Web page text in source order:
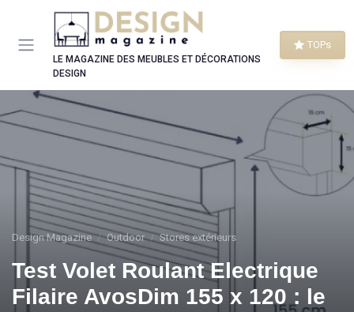
LE MAGAZINE DES MEUBLES ET DÉCORATIONS
DESIGN
TOPs
Design Magazine Outdoor Stores extérieurs
Test Volet Roulant Electrique
Filaire AvosDim 155 x 120 : le
Panneau de gestion des cookies